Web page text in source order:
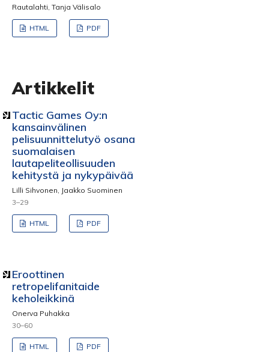
Rautalahti, Tanja Välisalo
HTML PDF
Artikkelit
Tactic Games Oy:n
kansainvälinen
pelisuunnittelutyö osana
suomalaisen
lautapeliteollisuuden
kehitystä ja nykypäivää
Lilli Sihvonen, Jaakko Suominen
3–29
HTML PDF
Eroottinen
retropelifanitaide
keholeikkinä
Onerva Puhakka
30–60
HTML PDF